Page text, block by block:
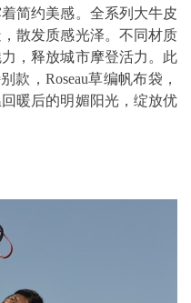
简约美感。全系列大牛皮
散发质感光泽。不同材质
，释放城市摩登活力。此
款，Roseau草编帆布袋，
暖后的明媚阳光，绽放优